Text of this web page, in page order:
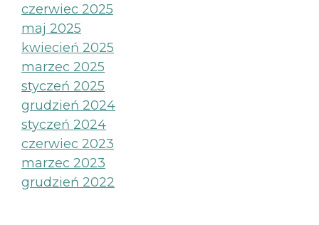
czerwiec 2025
maj 2025
kwiecień 2025
marzec 2025
styczeń 2025
grudzień 2024
styczeń 2024
czerwiec 2023
marzec 2023
grudzień 2022